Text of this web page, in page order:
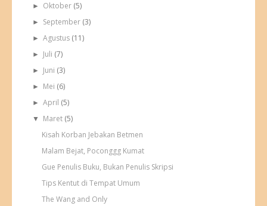
► Oktober (5)
► September (3)
►Agustus (11)
► Juli (7)
► Juni (3)
► Mei (6)
►April (5)
▼ Maret (5)
Kisah Korban Jebakan Betmen
Malam Bejat, Poconggg Kumat
Gue Penulis Buku, Bukan Penulis Skripsi
Tips Kentut di Tempat Umum
The Wang and Only